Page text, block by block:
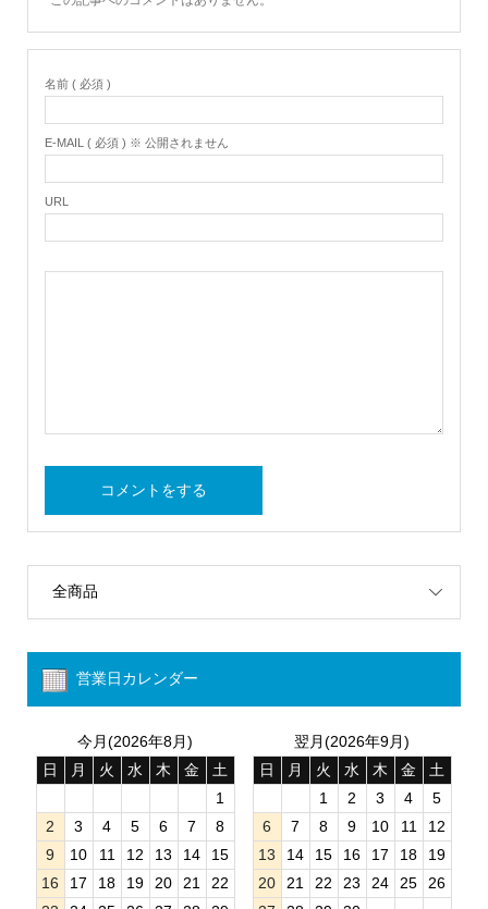
名前 ( 必須 )
E-MAIL ( 必須 ) ※ 公開されません
URL
全商品
営業日カレンダー
今月(2026年8月)
日
月 火 水 木 金
土
1
2
3 4 5 6 7
8
9
10 11 12 13 14
15
16
17 18 19 20 21
22
翌月(2026年9月)
日
月 火 水 木 金
土
1
2 3 4
5
6
7 8 9 10 11
12
13
14 15 16 17 18
19
20
21 22 23 24 25
26